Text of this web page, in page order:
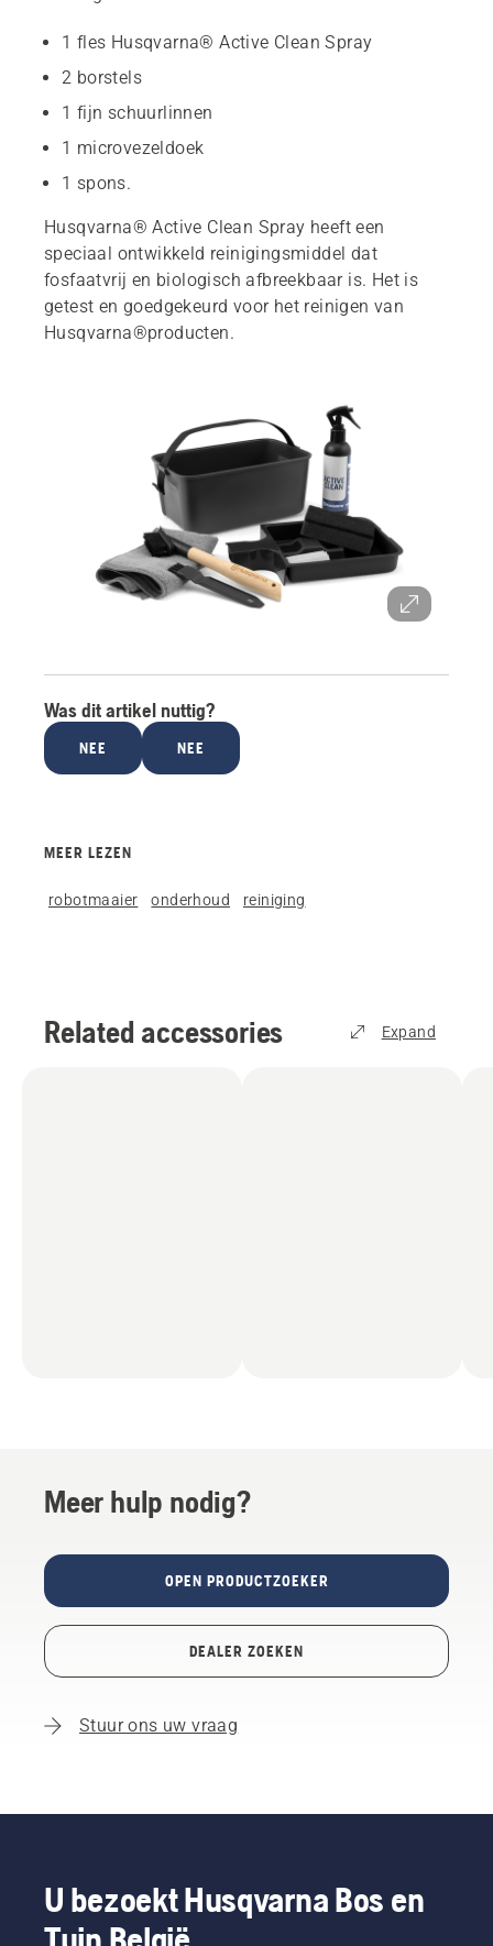
1 fles Husqvarna® Active Clean Spray
2 borstels
1 fijn schuurlinnen
1 microvezeldoek
1 spons.
Husqvarna® Active Clean Spray heeft een
speciaal ontwikkeld reinigingsmiddel dat
fosfaatvrij en biologisch afbreekbaar is. Het is
getest en goedgekeurd voor het reinigen van
Husqvarna®producten.
Was dit artikel nuttig?
NEE NEE
MEER LEZEN
robotmaaier onderhoud reiniging
Related accessories Expand
Meer hulp nodig?
OPEN PRODUCTZOEKER
DEALER ZOEKEN
Stuur ons uw vraag
U bezoekt Husqvarna Bos en